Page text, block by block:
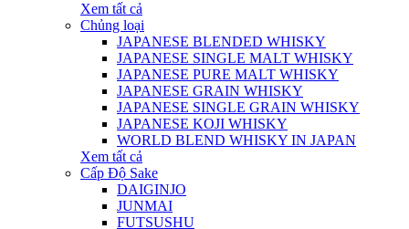
Xem tất cả
Chủng loại
JAPANESE BLENDED WHISKY
JAPANESE SINGLE MALT WHISKY
JAPANESE PURE MALT WHISKY
JAPANESE GRAIN WHISKY
JAPANESE SINGLE GRAIN WHISKY
JAPANESE KOJI WHISKY
WORLD BLEND WHISKY IN JAPAN
Xem tất cả
Cấp Độ Sake
DAIGINJO
JUNMAI
FUTSUSHU